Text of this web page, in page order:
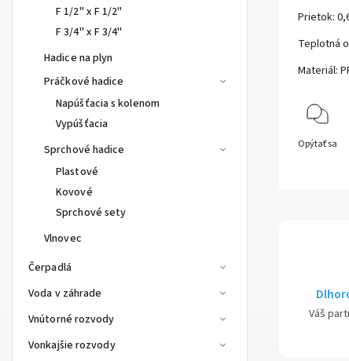
F 1/2" x F 1/2"
F 3/4" x F 3/4"
Hadice na plyn
Práčkové hadice
Napúšťacia s kolenom
Vypúšťacia
Sprchové hadice
Plastové
Kovové
Sprchové sety
Vlnovec
Čerpadlá
Voda v záhrade
Vnútorné rozvody
Vonkajšie rozvody
Prietok:
Teplotná
Materiál:
Opýtať sa
Váš